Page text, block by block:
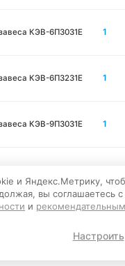
КЭВ-6П3031E 1
КЭВ-6П3231E 1
КЭВ-9П3031E 1
КЭВ-12П3011E 1.5
и Яндекс.Метрику,
вы соглашаетесь с
и
Настроить
В корзину